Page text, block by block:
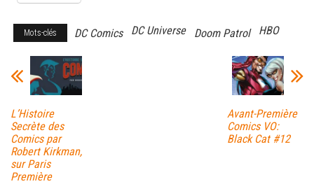
Mots-clés DC Comics DC Universe Doom Patrol HBO
L’Histoire
Secrète des
Comics par
Robert Kirkman,
sur Paris
Première
Avant-Première
Comics VO:
Black Cat #12